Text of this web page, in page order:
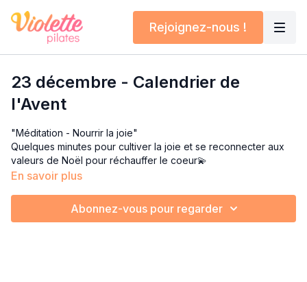
Rejoignez-nous !
23 décembre - Calendrier de
l'Avent
"Méditation - Nourrir la joie"
Quelques minutes pour cultiver la joie et se reconnecter aux
valeurs de Noël pour réchauffer le coeur💫
En savoir plus
Abonnez-vous pour regarder